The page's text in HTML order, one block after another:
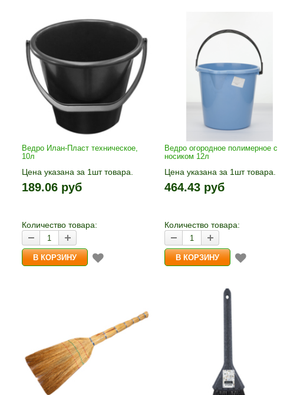
Ведро Илан-Пласт техническое,
10л
Цена указана за 1шт товара.
1шт прибавляется кнопками «+»
и «-». Выберите нужное
189.06 руб
Количество товара:
Ведро огородное полимерное с
носиком 12л
Цена указана за 1шт товара.
1шт прибавляется кнопками «+»
и «-». Выберите нужное
464.43 руб
Количество товара: